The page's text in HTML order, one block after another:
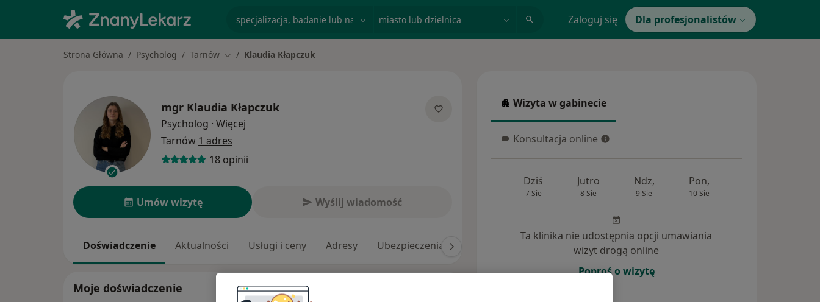
Zaloguj się Dla profesjonalistów
Strona Główna Psycholog Tarnów Zmień miasto
Klaudia Kłapczuk
mgr Klaudia Kłapczuk
Psycholog · Więcej
Tarnów 1 adres
18 opinii
Umów wizytę Wyślij wiadomość
Doświadczenie Aktualności Usługi i ceny Adresy Ubezpieczenia
Moje doświadczenie
Wizyta w gabinecie
Wizyta w gabinecie
Konsultacja online
Konsultacja online
Dziś
7 Sie
Jutro
8 Sie
Ndz,
9 Sie
Pon,
10 Sie
Ta klinika nie udostępnia opcji umawiania
wizyt drogą online
Poproś o wizytę